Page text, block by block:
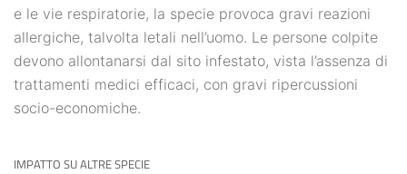
e le vie respiratorie, la specie provoca gravi reazioni
allergiche, talvolta letali nell’uomo. Le persone colpite
devono allontanarsi dal sito infestato, vista l’assenza di
trattamenti medici efficaci, con gravi ripercussioni
socio-economiche.
IMPATTO SU ALTRE SPECIE